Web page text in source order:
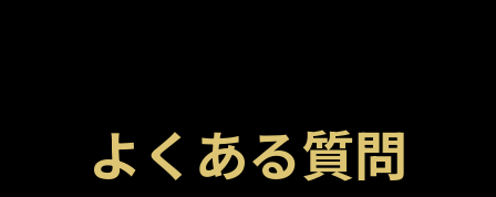
よくある質問
どのゲーム内のアイテムを入手できる特殊コードで
す。各コードには取得可能期限があり、取得は一度限
このページからはWarframeアカウントの機種・プラ
ットフォーム問わずプロモーションコードを適用でき